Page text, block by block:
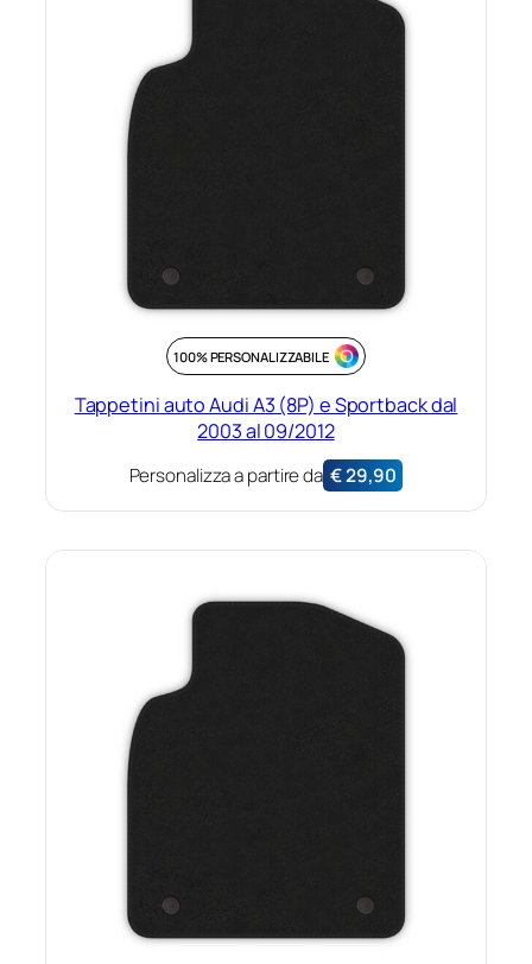
100% PERSONALIZZABILE
Tappetini auto Audi A3 (8P) e Sportback dal
2003 al 09/2012
Personalizza a partire da €29,90